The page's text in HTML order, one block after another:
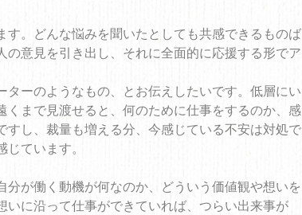
。どんな悩みを聞いたとしても共感できるものば
意見を引き出し、それに全面的に応援する形でア
ーのようなもの、とお伝えしたいです。低層にい
まで見渡せると、何のために仕事をするのか、感
し、裁量も増える分、今感じている不安は対処で
ています。
が働く動機が何なのか、どういう価値観や想いを
に沿って仕事ができていれば、つらい出来事が